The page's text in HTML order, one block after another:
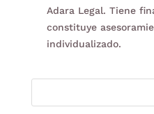
Adara Legal. Tiene
constituye
individualizado.